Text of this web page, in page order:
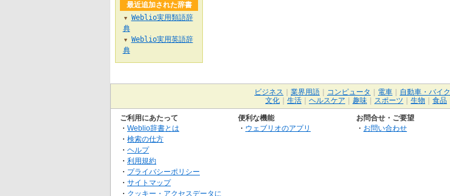
最近追加された辞書
▼
Weblio実用類語辞
典
▼
Weblio実用英語辞
典
ビジネス 業界用語 コンピュータ 電車 自動車・バイク
文化
生活 ヘルスケア 趣味 スポーツ 生物 食品
ご利用にあたって
・ Weblio辞書とは
・ 検索の仕方
・ ヘルプ
・ 利用規約
・ プライバシーポリシー
・ サイトマップ
・ クッキー・アクセスデータに
便利な機能
・ ウェブリオのアプリ
お問合せ・ご要望
・ お問い合わせ